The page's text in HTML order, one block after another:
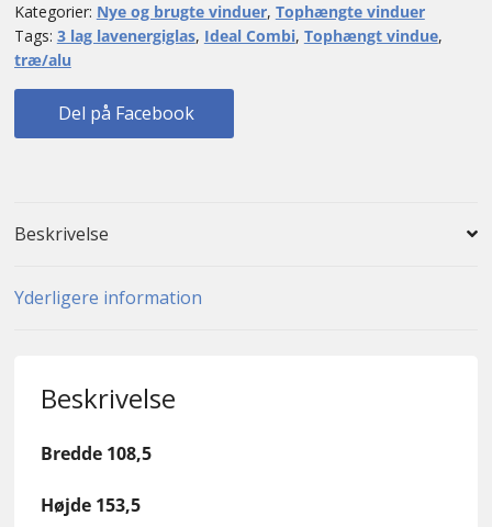
Kategorier: Nye og brugte vinduer, Tophængte vinduer
Tags: 3 lag lavenergiglas, Ideal Combi, Tophængt vindue,
træ/alu
Del på Facebook
Beskrivelse
Yderligere information
Beskrivelse
Bredde 108,5
Højde 153,5